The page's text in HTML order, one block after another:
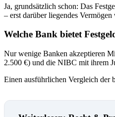
Ja, grundsätzlich schon: Das
– erst darüber liegendes
Welche Bank bietet
Nur wenige Banken akzeptieren
2.500 €) und die NIBC mit ihrem
Einen ausführlichen Vergleich der